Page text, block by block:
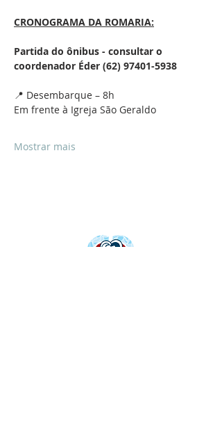
CRONOGRAMA DA ROMARIA:
Partida do ônibus - consultar o
coordenador Éder (62) 97401-5938
📍 Desembarque – 8h
Em frente à Igreja São Geraldo
Mostrar mais